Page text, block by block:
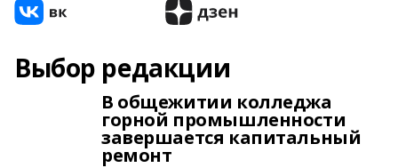
Выбор редакции
В общежитии колледжа
горной промышленности
завершается капитальный
ремонт